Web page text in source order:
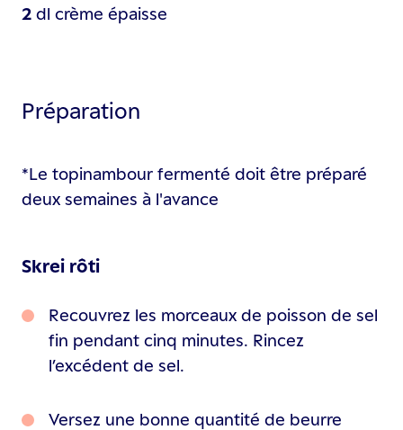
2 dl crème épaisse
Préparation
*Le topinambour fermenté doit être préparé
deux semaines à l'avance
Skrei rôti
Recouvrez les morceaux de poisson de sel
fin pendant cinq minutes. Rincez
l’excédent de sel.
Versez une bonne quantité de beurre